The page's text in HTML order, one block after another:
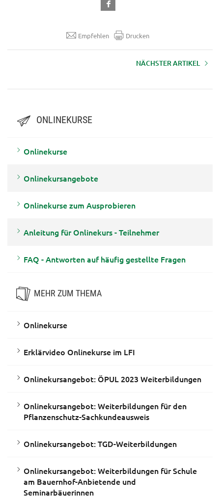
Empfehlen Drucken
NÄCHSTER ARTIKEL
ONLINEKURSE
Onlinekurse
Onlinekursangebote
Onlinekurse zum Ausprobieren
Anleitung für Onlinekurs - Teilnehmer
FAQ - Antworten auf häufig gestellte Fragen
MEHR ZUM THEMA
Onlinekurse
Erklärvideo Onlinekurse im LFI
Onlinekursangebot: ÖPUL 2023 Weiterbildungen
Onlinekursangebot: Weiterbildungen für den
Pflanzenschutz-Sachkundeausweis
Onlinekursangebot: TGD-Weiterbildungen
Onlinekursangebot: Weiterbildungen für Schule
am Bauernhof-Anbietende und
Seminarbäuerinnen